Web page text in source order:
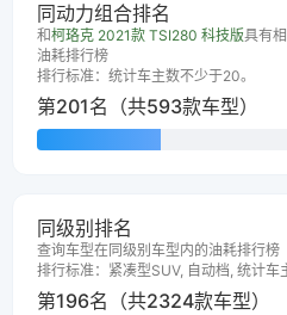
同动力组合排名
和柯珞克 2021款 TSI280 科技版具有
油耗排行榜
排行标准：统计车主数不少于20。
第201名（共593款车型）
同级别排名
查询车型在同级别车型内的油耗排行榜
排行标准：紧凑型SUV, 自动档, 统计车
第196名（共2324款车型）